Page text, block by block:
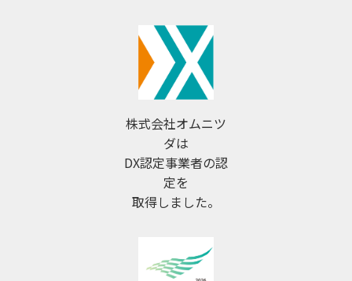
株式会社オムニツ
ダは
DX認定事業者の認
定を
取得しました。